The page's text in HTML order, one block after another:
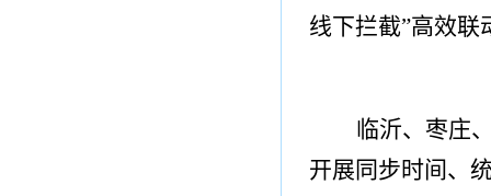
线下拦截”高效联
临沂、枣庄
开展同步时间、